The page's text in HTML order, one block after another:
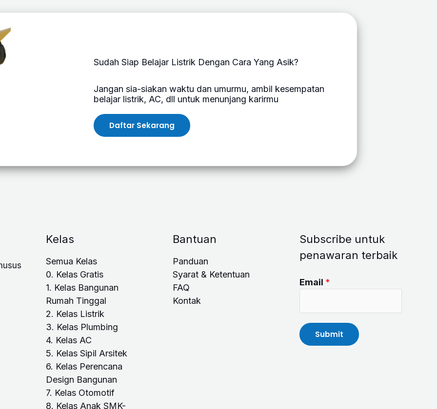
Sudah Siap Belajar Listrik Dengan Cara Yang Asik?
Jangan sia-siakan waktu dan umurmu, ambil kesempatan
belajar listrik, AC, dll untuk menunjang karirmu
Daftar Sekarang
Kelas
Semua Kelas
0. Kelas Gratis
1. Kelas Bangunan
Rumah Tinggal
2. Kelas Listrik
3. Kelas Plumbing
4. Kelas AC
5. Kelas Sipil Arsitek
6. Kelas Perencana
Design Bangunan
7. Kelas Otomotif
8. Kelas Anak SMK-
Bantuan
Panduan
Syarat & Ketentuan
FAQ
Kontak
Subscribe untuk
penawaran terbaik
Email *
Submit